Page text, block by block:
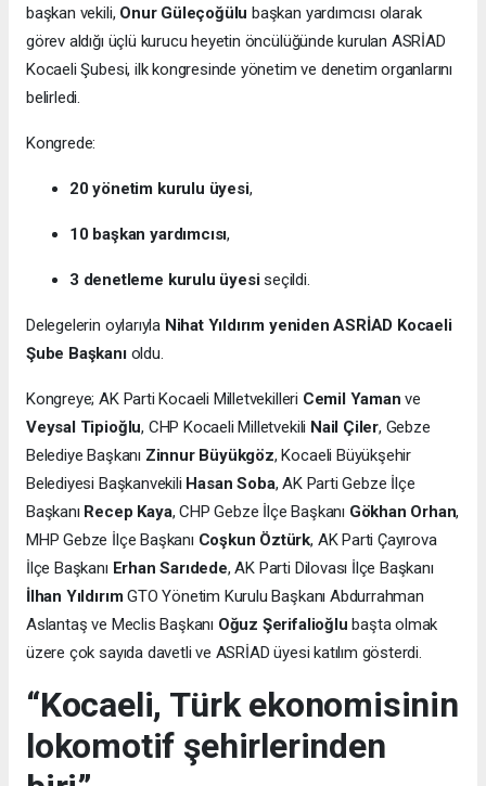
başkan vekili, Onur Güleçoğülu başkan yardımcısı olarak
görev aldığı üçlü kurucu heyetin öncülüğünde kurulan ASRİAD
Kocaeli Şubesi, ilk kongresinde yönetim ve denetim organlarını
belirledi.
Kongrede:
20 yönetim kurulu üyesi,
10 başkan yardımcısı,
3 denetleme kurulu üyesiseçildi.
Delegelerin oylarıyla Nihat Yıldırım yeniden ASRİAD Kocaeli
Şube Başkanıoldu.
Kongreye; AK Parti Kocaeli Milletvekilleri Cemil Yaman ve
Veysal Tipioğlu, CHP Kocaeli Milletvekili Nail Çiler, Gebze
Belediye Başkanı Zinnur Büyükgöz, Kocaeli Büyükşehir
Belediyesi Başkanvekili Hasan Soba, AK Parti Gebze İlçe
Başkanı Recep Kaya, CHP Gebze İlçe Başkanı Gökhan Orhan,
MHP Gebze İlçe Başkanı Coşkun Öztürk, AK Parti Çayırova
İlçe Başkanı Erhan Sarıdede, AK Parti Dilovası İlçe Başkanı
İlhan YıldırımGTO Yönetim Kurulu Başkanı Abdurrahman
Aslantaş ve Meclis Başkanı Oğuz Şerifalioğlu başta olmak
üzere çok sayıda davetli ve ASRİAD üyesi katılım gösterdi.
“Kocaeli, Türk ekonomisinin
lokomotif şehirlerinden